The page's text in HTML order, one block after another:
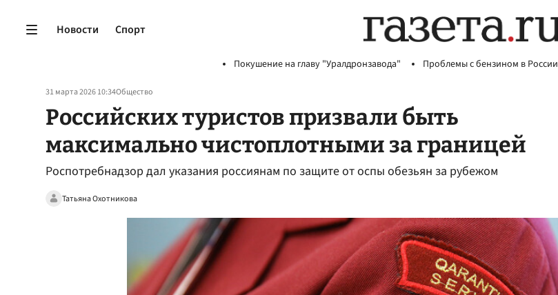
Новости Спорт
Покушение на главу "Уралдронзавода" Проблемы с бензином в России
31 марта 2026 10:34Общество
Российских туристов призвали быть
максимально чистоплотными за границей
Роспотребнадзор дал указания россиянам по защите от оспы обезьян за рубежом
Татьяна Охотникова